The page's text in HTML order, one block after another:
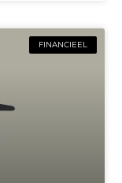
FINANCIEEL